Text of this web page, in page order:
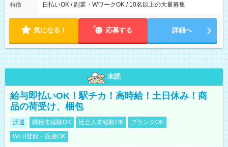
特徴 日払いOK / 副業・WワークOK / 10名以上の大量募集
気になる！ 応募する 詳細へ
未読
給与即払いOK！駅チカ！高時給！土日休み！商
品の荷受け、梱包
派遣 職種未経験OK 社会人未経験OK
ブランクOK
WEB登録・面接OK